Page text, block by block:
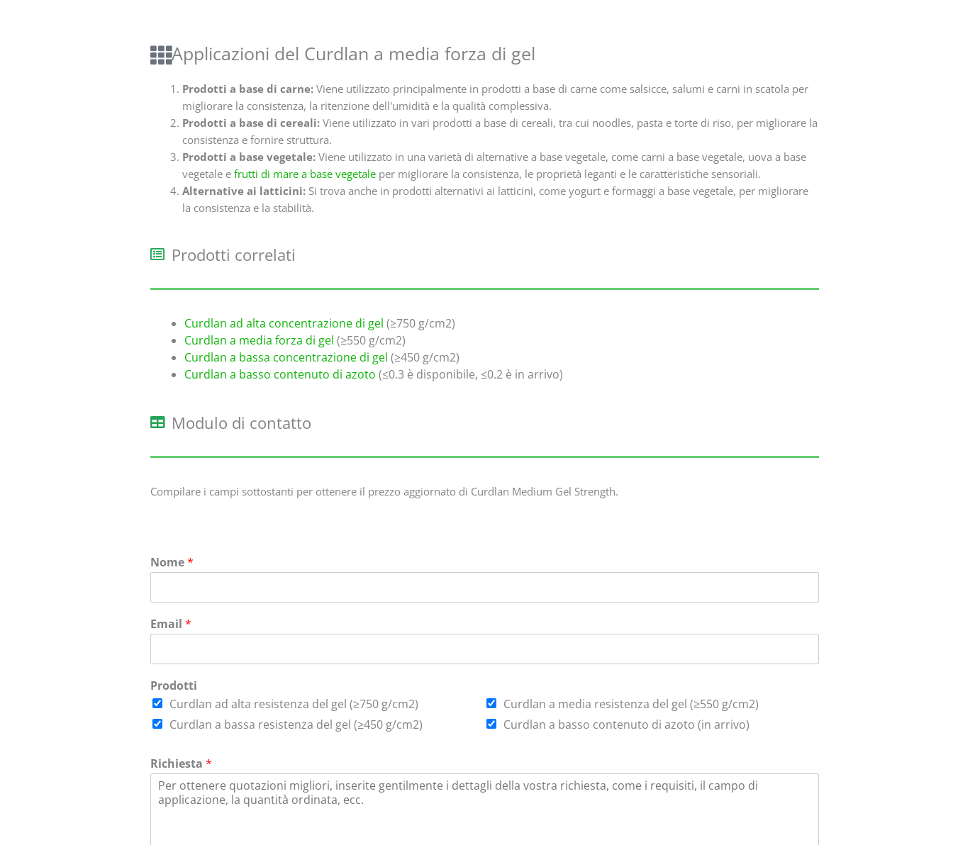
Applicazioni del Curdlan a media forza di gel
Prodotti a base di carne:Viene utilizzato principalmente in prodotti a base di carne come salsicce, salumi e carni in scatola per
migliorare la consistenza, la ritenzione dell'umidità e la qualità complessiva.
Prodotti a base di cereali:Viene utilizzato in vari prodotti a base di cereali, tra cui noodles, pasta e torte di riso, per migliorare la
consistenza e fornire struttura.
Prodotti a base vegetale:Viene utilizzato in una varietà di alternative a base vegetale, come carni a base vegetale, uova a base
vegetale e frutti di mare a base vegetaleper migliorare la consistenza, le proprietà leganti e le caratteristiche sensoriali.
Alternative ai latticini:Si trova anche in prodotti alternativi ai latticini, come yogurt e formaggi a base vegetale, per migliorare
la consistenza e la stabilità.
Prodotti correlati
Curdlan ad alta concentrazione di gel (≥750 g/cm2)
Curdlan a media forza di gel (≥550 g/cm2)
Curdlan a bassa concentrazione di gel (≥450 g/cm2)
Curdlan a basso contenuto di azoto (≤0.3 è disponibile, ≤0.2 è in arrivo)
Modulo di contatto
Compilare i campi sottostanti per ottenere il prezzo aggiornato di Curdlan Medium Gel Strength.
Nome*
Email *
Prodotti
Curdlan ad alta resistenza del gel (≥750 g/cm2)
Curdlan a media resistenza del gel (≥550 g/cm2)
Curdlan a bassa resistenza del gel (≥450 g/cm2)
Curdlan a basso contenuto di azoto (in arrivo)
Richiesta *